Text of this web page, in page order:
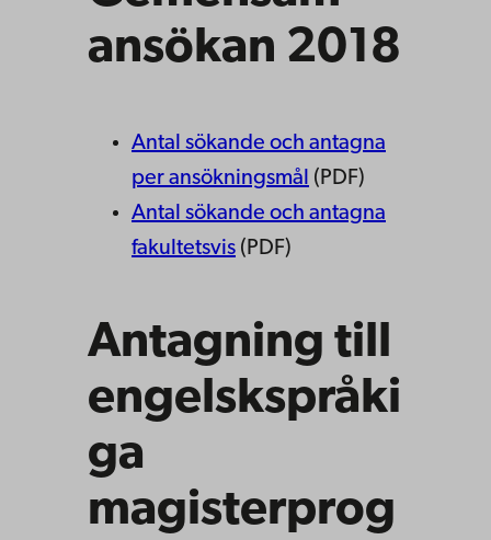
ansökan 2018
Antal sökande och antagna
per ansökningsmål (PDF)
Antal sökande och antagna
fakultetsvis (PDF)
Antagning till
engelskspråki
ga
magisterprog